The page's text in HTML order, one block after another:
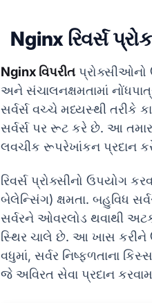
Nginx રિવર્સ
Nginx વિપરીત પ્રોક્સીઓનો
અને સંચાલનક્ષમતામાં
સર્વર્સ વચ્ચે મધ્યસ્થી તરીકે
સર્વર્સ પર રૂટ કરે છે. આ
લવચીક રૂપરેખાંકન પ્રદાન
રિવર્સ પ્રોક્સીનો ઉપયોગ
બેલેન્સિંગ) ક્ષમતા. બહુવિધ
સર્વરને ઓવરલોડ થવાથી
સ્થિર ચાલે છે. આ ખાસ કરીને
વધુમાં, સર્વર નિષ્ફળતાના
જે અવિરત સેવા પ્રદાન